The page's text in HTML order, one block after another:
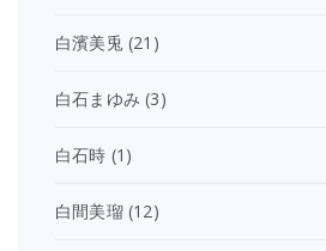
白濱美兎(21)
白石まゆみ (3)
白石時 (1)
白間美瑠(12)